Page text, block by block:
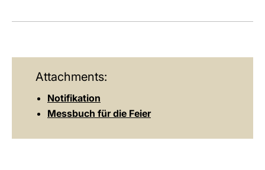
Attachments:
Notifikation
Messbuch für die Feier